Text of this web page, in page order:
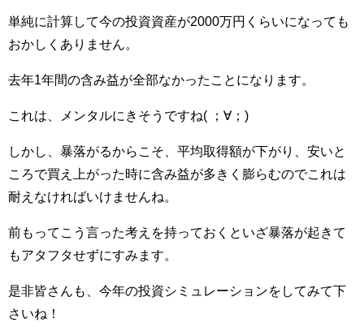
単純に計算して今の投資資産が2000万円くらいになっても
おかしくありません。
去年1年間の含み益が全部なかったことになります。
これは、メンタルにきそうですね( ；∀；)
しかし、暴落がるからこそ、平均取得額が下がり、安いと
ころで買え上がった時に含み益が多きく膨らむのでこれは
耐えなければいけませんね。
前もってこう言った考えを持っておくといざ暴落が起きて
もアタフタせずにすみます。
是非皆さんも、今年の投資シミュレーションをしてみて下
さいね！